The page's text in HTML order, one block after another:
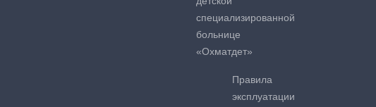
специализированной
больнице
«Охматдет»
Правила
эксплуатации